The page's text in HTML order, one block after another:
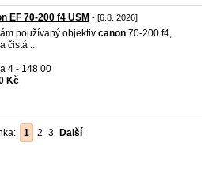
EF 70-200 f4 USM - [6.8. 2026]
používaný objektiv canon 70-200 f4,
čistá ...
4 - 148 00
Kč
1 2 3 Další